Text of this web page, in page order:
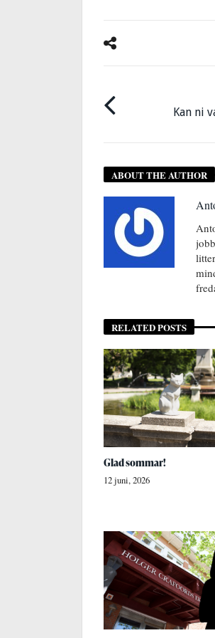
Kan ni
ABOUT THE AUTHOR
RELATED POSTS
Glad sommar!
12 juni, 2026